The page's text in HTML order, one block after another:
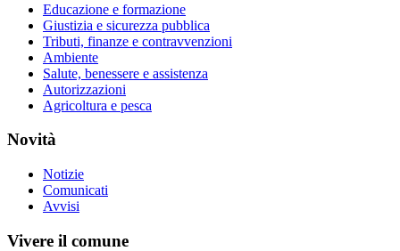
Educazione e formazione
Giustizia e sicurezza pubblica
Tributi, finanze e contravvenzioni
Ambiente
Salute, benessere e assistenza
Autorizzazioni
Agricoltura e pesca
Novità
Notizie
Comunicati
Avvisi
Vivere il comune